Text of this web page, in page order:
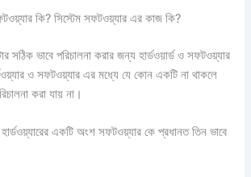
কি? সিস্টেম সফটওয়্যার এর কাজ কি?
সঠিক ভাবে পরিচালনা করার জন্য হার্ডওয়ার্ড ও সফটওয়্যার
ও সফটওয়্যার এর মধ্যে যে কোন একটি না থাকলে
করা যায় না।
একটি অংশ সফটওয়্যার কে প্রধানত তিন ভাবে